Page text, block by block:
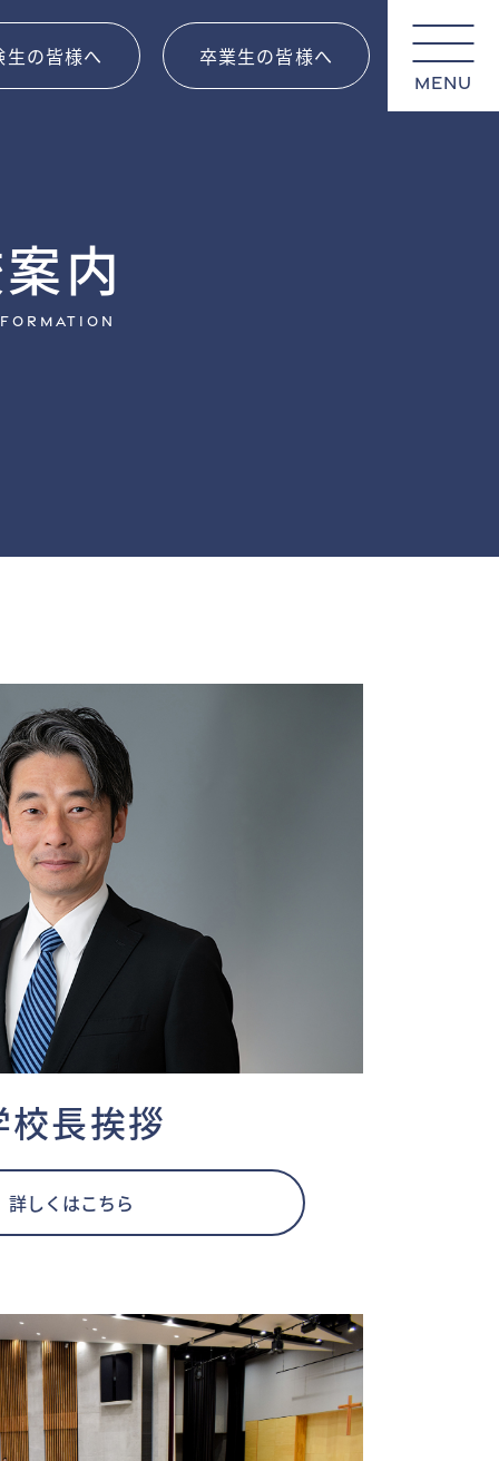
生の皆様へ 卒業生の皆様へ
MENU
内
校長挨拶
詳しくはこちら